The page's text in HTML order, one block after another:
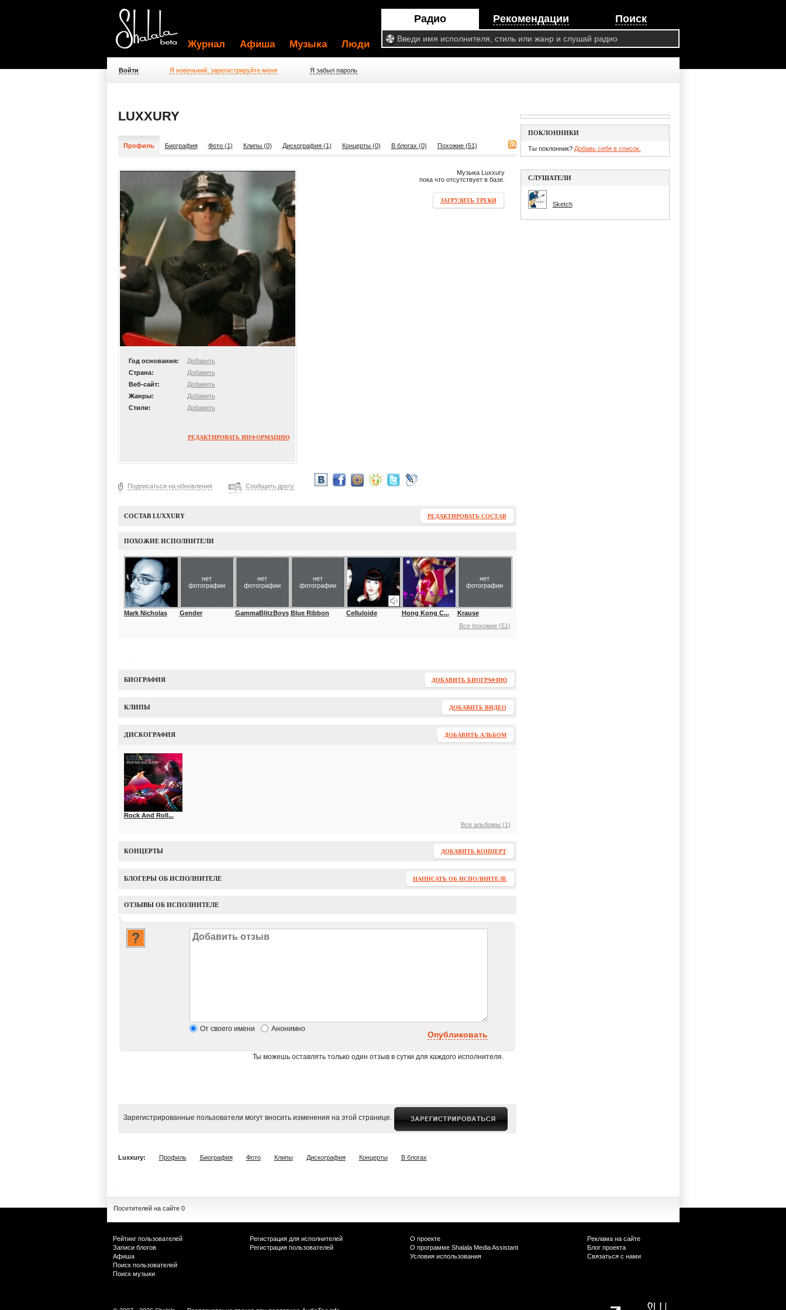
Радио Рекомендации Поиск
Журнал Афиша Музыка Люди
Войти Я новенький, зарегистрируйте меня Я забыл пароль
LUXXURY
Профиль Биография Фото (1) Клипы (0) Дискография (1) Концерты (0) В блогах (0) Похожие (51)
Год основания:
Добавить
Страна:
Добавить
Веб-сайт:
Добавить
Жанры:
Добавить
Стили:
Добавить
РЕДАКТИРОВАТЬ ИНФОРМАЦИЮ
Музыка Luxxury
пока что отсутствует в базе.
ЗАГРУЗИТЬ ТРЕКИ
Подписаться на обновления Сообщить другу
СОСТАВ LUXXURY РЕДАКТИРОВАТЬ СОСТАВ
ПОХОЖИЕ ИСПОЛНИТЕЛИ
Mark Nicholas
нет
фотографии
Gender
нет
фотографии
GammaBlitzBoys
нет
фотографии
Blue Ribbon Celluloide Hong Kong C...
нет
фотографии
Krause
Все похожие (51)
БИОГРАФИЯ ДОБАВИТЬ БИОГРАФИЮ
КЛИПЫ ДОБАВИТЬ ВИДЕО
ДИСКОГРАФИЯ ДОБАВИТЬ АЛЬБОМ
Rock And Roll...
Все альбомы (1)
КОНЦЕРТЫ ДОБАВИТЬ КОНЦЕРТ
БЛОГЕРЫ ОБ ИСПОЛНИТЕЛЕ НАПИСАТЬ ОБ ИСПОЛНИТЕЛЕ
ОТЗЫВЫ ОБ ИСПОЛНИТЕЛЕ
От своего имени Анонимно
Опубликовать
Ты можешь оставлять только один отзыв в сутки для каждого исполнителя.
Зарегистрированные пользователи могут вносить изменения на этой странице.
Luxxury: Профиль Биография Фото Клипы Дискография Концерты В блогах
ПОКЛОННИКИ
Ты поклонник? Добавь себя в список.
СЛУШАТЕЛИ
Sketch
Посетителей на сайте 0
Рейтинг пользователей
Записи блогов
Афиша
Поиск пользователей
Поиск музыки
Регистрация для исполнителей
Регистрация пользователей
О проекте
О программе Shalala Media Assistant
Условия использования
Реклама на сайте
Блог проекта
Связаться с нами